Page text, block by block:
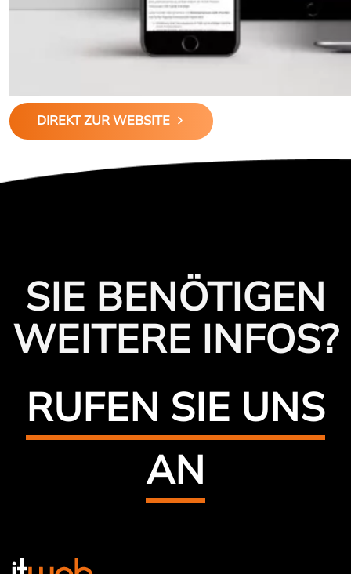
DIREKT ZUR WEBSITE
SIE BENÖTIGEN
WEITERE INFOS?
RUFEN SIE UNS
AN